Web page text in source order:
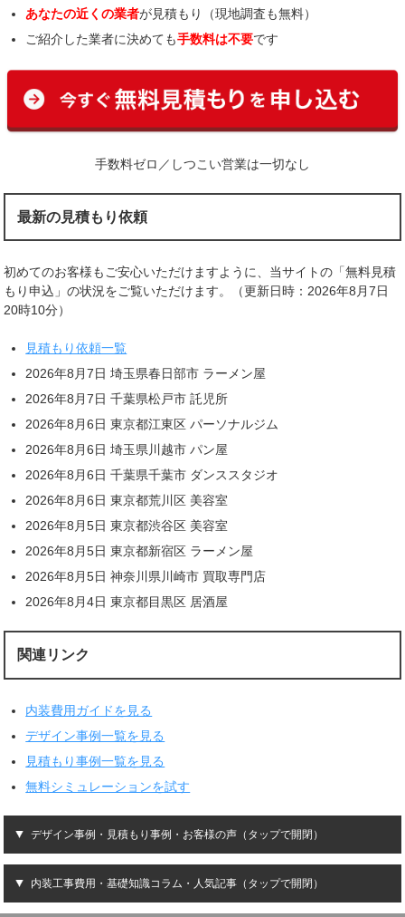
あなたの近くの業者が見積もり（現地調査も無料）
ご紹介した業者に決めても手数料は不要です
手数料ゼロ／しつこい営業は一切なし
最新の見積もり依頼
初めてのお客様もご安心いただけますように、当サイトの「無料見積
もり申込」の状況をご覧いただけます。（更新日時：2026年8月7日
20時10分）
見積もり依頼一覧
2026年8月7日 埼玉県春日部市 ラーメン屋
2026年8月7日 千葉県松戸市 託児所
2026年8月6日 東京都江東区 パーソナルジム
2026年8月6日 埼玉県川越市 パン屋
2026年8月6日 千葉県千葉市 ダンススタジオ
2026年8月6日 東京都荒川区 美容室
2026年8月5日 東京都渋谷区 美容室
2026年8月5日 東京都新宿区 ラーメン屋
2026年8月5日 神奈川県川崎市 買取専門店
2026年8月4日 東京都目黒区 居酒屋
関連リンク
内装費用ガイドを見る
デザイン事例一覧を見る
見積もり事例一覧を見る
無料シミュレーションを試す
デザイン事例・見積もり事例・お客様の声（タップで開閉）
内装工事費用・基礎知識コラム・人気記事（タップで開閉）